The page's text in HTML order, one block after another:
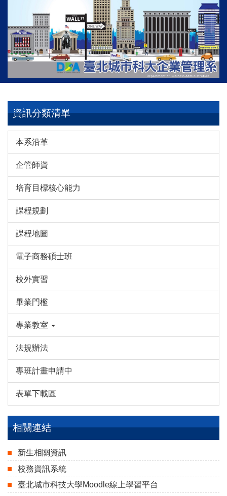
主
內
區
資訊分類清單
本系沿革
企管師資
培育目標核心能力
課程規劃
課程地圖
電子商務碩士班
校外實習
畢業門檻
專業教室
法規辦法
專班計畫申請中
表單下載區
相關連結
新生相關資訊
校務資訊系統
臺北城市科技大學Moodle線上學習平台